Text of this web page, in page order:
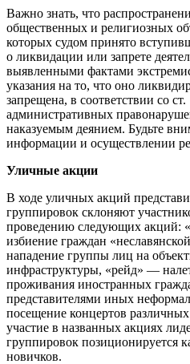
Важно знать, что
общественных и религиозных
которых судом принято
о ликвидации или запрете
выявленными фактами
указания на то, что оно
запрещена, в соответствии со
административных
наказуемым деянием. Будьте
информации и осуществлении
Уличные акции
В ходе уличных акций
группировок склоняют
проведению следующих акций:
избиение граждан
нападение группы лиц на
инфраструктуры, «рейд» —
проживания иностранных
представителями иных
посещение концертов
участие в названных акциях
группировок позиционируется
новичков.